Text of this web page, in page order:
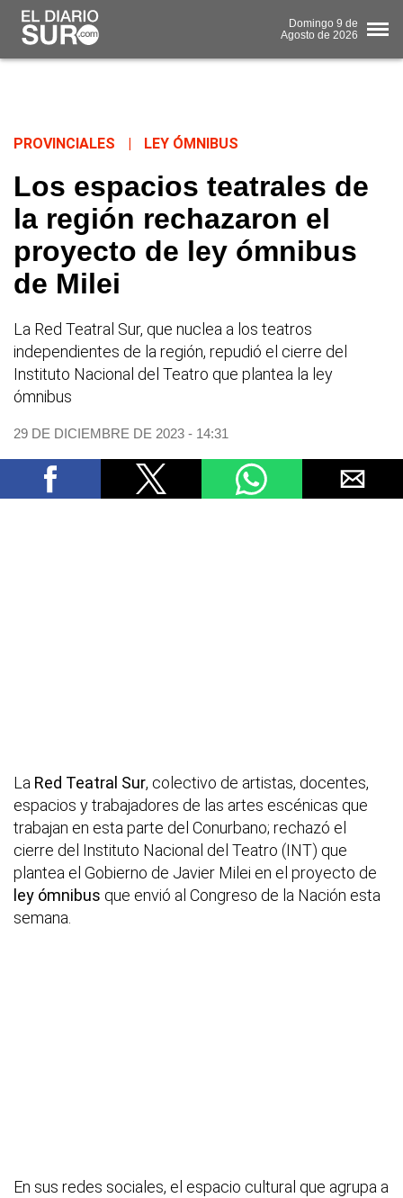
Domingo 9 de
Agosto de 2026
PROVINCIALES LEY ÓMNIBUS
Los espacios teatrales de
la región rechazaron el
proyecto de ley ómnibus
de Milei
La Red Teatral Sur, que nuclea a los teatros
independientes de la región, repudió el cierre del
Instituto Nacional del Teatro que plantea la ley
ómnibus
29 DE DICIEMBRE DE 2023 - 14:31
La Red Teatral Sur, colectivo de artistas, docentes,
espacios y trabajadores de las artes escénicas que
trabajan en esta parte del Conurbano; rechazó el
cierre del Instituto Nacional del Teatro (INT) que
plantea el Gobierno de Javier Milei en el proyecto de
ley ómnibus que envió al Congreso de la Nación esta
semana.
En sus redes sociales, el espacio cultural que agrupa a